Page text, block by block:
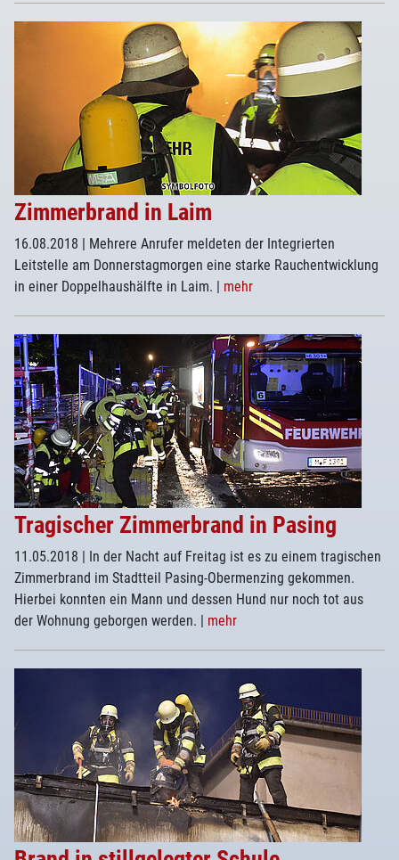
Zimmerbrand in Laim
16.08.2018 | Mehrere Anrufer meldeten der Integrierten
Leitstelle am Donnerstagmorgen eine starke Rauchentwicklung
in einer Doppelhaushälfte in Laim. | mehr
Tragischer Zimmerbrand in Pasing
11.05.2018 | In der Nacht auf Freitag ist es zu einem tragischen
Zimmerbrand im Stadtteil Pasing-Obermenzing gekommen.
Hierbei konnten ein Mann und dessen Hund nur noch tot aus
der Wohnung geborgen werden. | mehr